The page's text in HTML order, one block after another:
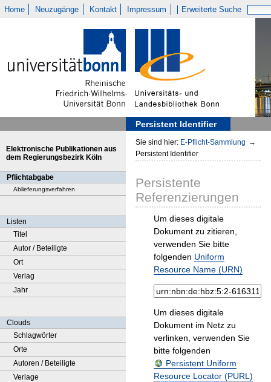
Home Neuzugänge Kontakt Impressum Erweiterte Suche
Persistent Identifier
Elektronische Publikationen aus
dem Regierungsbezirk Köln
Pflichtabgabe
Ablieferungsverfahren
Listen
Titel
Autor / Beteiligte
Ort
Verlag
Jahr
Clouds
Schlagwörter
Orte
Autoren / Beteiligte
Verlage
Sie sind hier: E-Pflicht-Sammlung →
Persistent Identifier
Persistente
Referenzierungen
Um dieses digitale
Dokument zu zitieren,
verwenden Sie bitte
folgenden Uniform
Resource Name (URN)
Um dieses digitale
Dokument im Netz zu
verlinken, verwenden Sie
bitte folgenden
Persistent Uniform
Resource Locator (PURL)